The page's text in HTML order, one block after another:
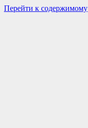
Перейти к содержимому